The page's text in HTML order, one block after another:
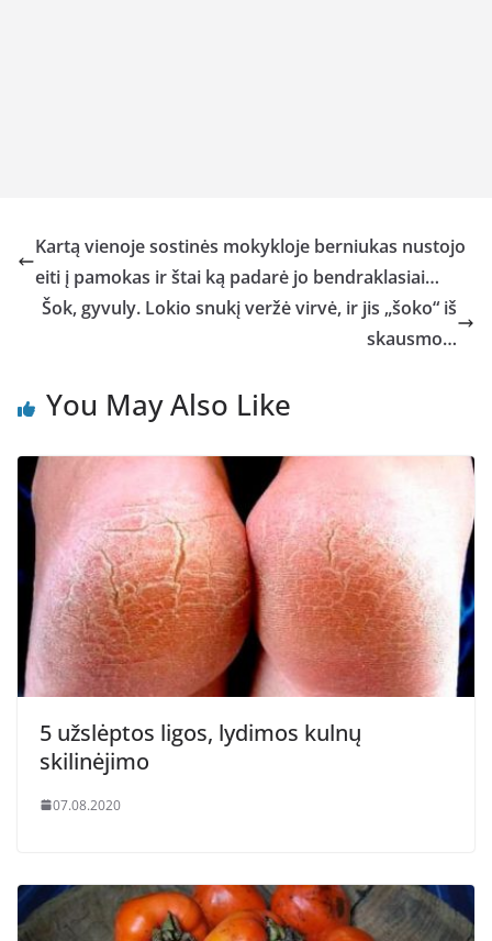
Kartą vienoje sostinės mokykloje berniukas nustojo
eiti į pamokas ir štai ką padarė jo bendraklasiai…
Šok, gyvuly. Lokio snukį veržė virvė, ir jis „šoko“ iš
skausmo…
You May Also Like
5 užslėptos ligos, lydimos kulnų
skilinėjimo
07.08.2020